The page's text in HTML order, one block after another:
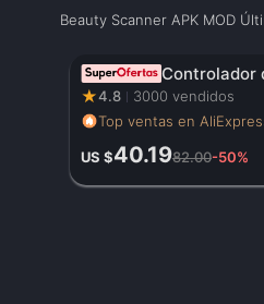
Beauty Scanner APK MOD
★4.8
3000 vendidos
Top ventas en
US $40.1982.00-50%